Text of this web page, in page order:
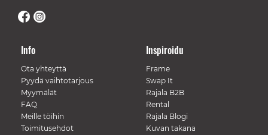
Info
Ota yhteyttä
Pyydä vaihtotarjous
Myymälät
FAQ
Meille töihin
Toimitusehdot
Inspiroidu
Frame
Swap It
Rajala B2B
Rental
Rajala Blogi
Kuvan takana